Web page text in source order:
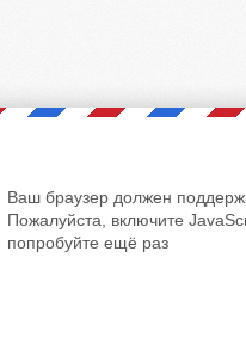
Ваш браузер должен
Пожалуйста, включите
попробуйте ещё раз